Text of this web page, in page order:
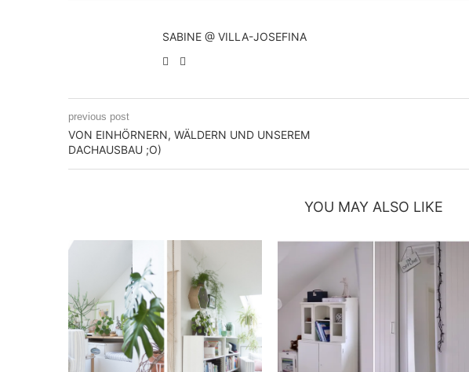
SABINE @ VILLA-JOSEFINA
previous post
VON EINHÖRNERN, WÄLDERN UND UNSEREM
DACHAUSBAU ;O)
YOU MAY ALSO LIKE